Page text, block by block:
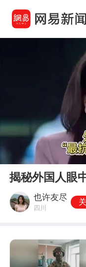
00:00
揭秘外国人眼
也许友尽
四川